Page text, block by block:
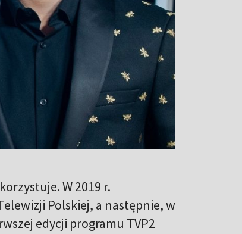
W 2019 r.
Polskiej, a następnie, w
edycji programu TVP2